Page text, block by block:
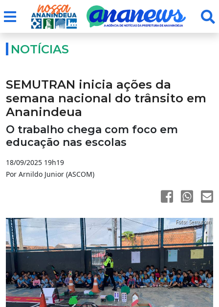
NOTÍCIAS
SEMUTRAN inicia ações da
semana nacional do trânsito em
Ananindeua
O trabalho chega com foco em
educação nas escolas
18/09/2025 19h19
Por Arnildo Junior (ASCOM)
Foto: Semutran